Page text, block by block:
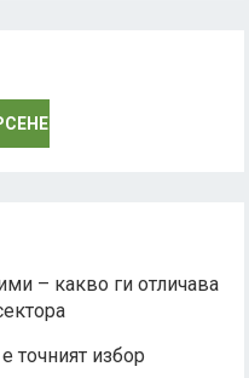
– какво ги отличава
точният избор